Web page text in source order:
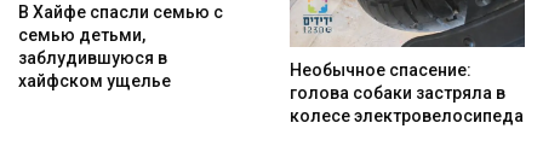
В Хайфе спасли семью с
семью детьми,
заблудившуюся в
хайфском ущелье
Необычное спасение:
голова собаки застряла в
колесе электровелосипеда